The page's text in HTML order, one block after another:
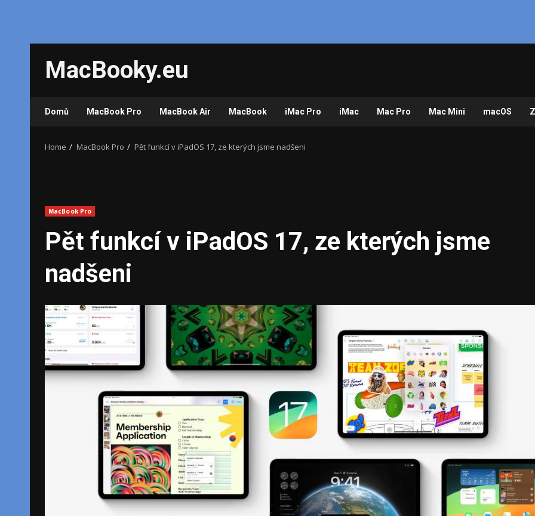
content
MacBooky.eu
Domů MacBook Pro MacBook Air MacBook iMac Pro iMac Mac Pro Mac Mini macOS
Home MacBook Pro Pět funkcí v iPadOS 17, ze kterých jsme nadšeni
MacBook Pro
Pět funkcí v iPadOS 17, ze kterých jsme
nadšeni